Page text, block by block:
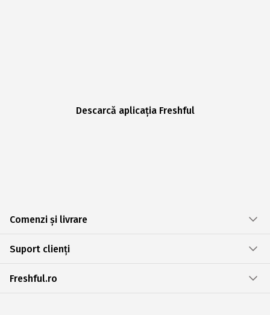
Descarcă aplicația Freshful
Comenzi și livrare
Suport clienți
Freshful.ro